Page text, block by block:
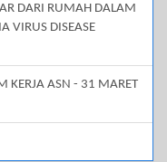
DARI RUMAH DALAM
VIRUS DISEASE
KERJA ASN - 31 MARET